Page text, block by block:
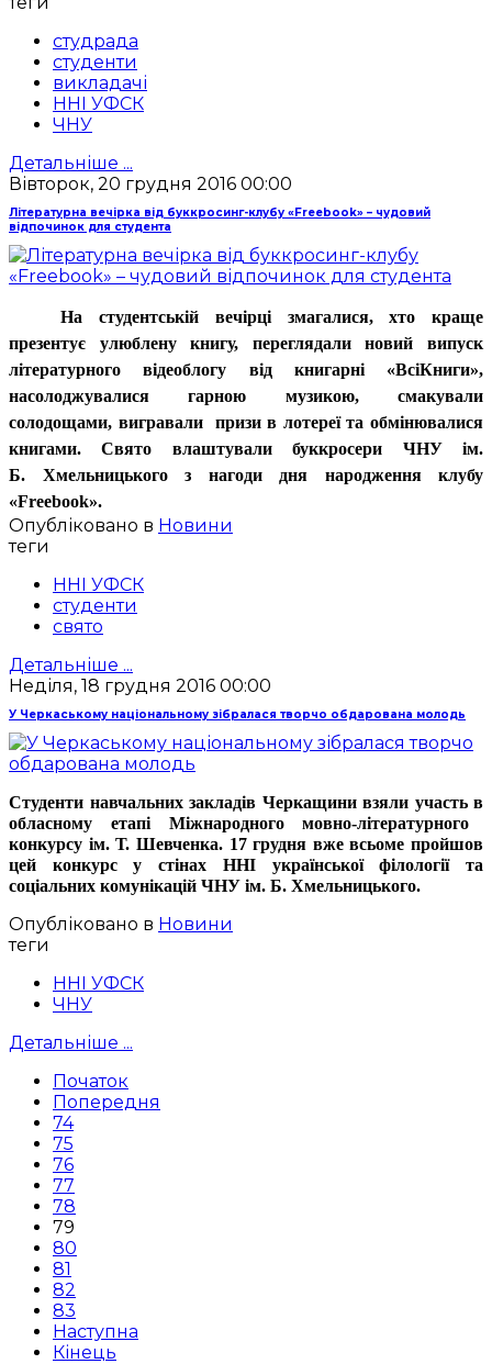
студрада
студенти
викладачі
ННІ УФСК
ЧНУ
Детальніше ...
Вівторок, 20 грудня 2016 00:00
Літературна вечірка від буккросинг-клубу «Freebook» – чудовий
відпочинок для студента
На студентській вечірці змагалися, хто краще
презентує улюблену книгу, переглядали новий випуск
літературного відеоблогу від книгарні «ВсіКниги»,
насолоджувалися гарною музикою, смакували
солодощами, вигравали призи в лотереї та обмінювалися
книгами. Свято влаштували буккросери ЧНУ ім.
Б. Хмельницького з нагоди дня народження клубу
«Freebook».
Опубліковано в Новини
теги
ННІ УФСК
студенти
свято
Детальніше ...
Неділя, 18 грудня 2016 00:00
У Черкаському національному зібралася творчо обдарована молодь
Студенти навчальних закладів Черкащини взяли участь в
обласному етапі Міжнародного мовно-літературного
конкурсу ім. Т. Шевченка. 17 грудня вже всьоме пройшов
цей конкурс у стінах ННІ української філології та
соціальних комунікацій ЧНУ ім. Б. Хмельницького.
Опубліковано в Новини
теги
ННІ УФСК
ЧНУ
Детальніше ...
Початок
Попередня
74
75
76
77
78
79
80
81
82
83
Наступна
Кінець